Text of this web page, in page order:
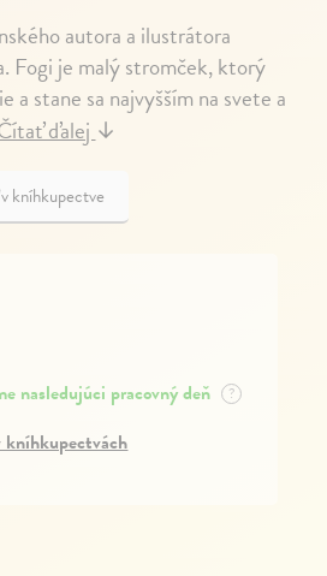
autora a ilustrátora
Fogi je malý stromček, ktorý
a stane sa najvyšším na svete a
ďalej↓
kníhkupectve
nasledujúci pracovný deň ?
kníhkupectvách